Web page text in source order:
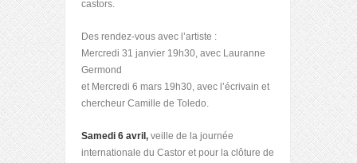
castors.
Des rendez-vous avec l’artiste :
Mercredi 31 janvier 19h30, avec Lauranne
Germond
et Mercredi 6 mars 19h30, avec l’écrivain et
chercheur Camille de Toledo.
Samedi 6 avril, veille de la journée
internationale du Castor et pour la clôture de